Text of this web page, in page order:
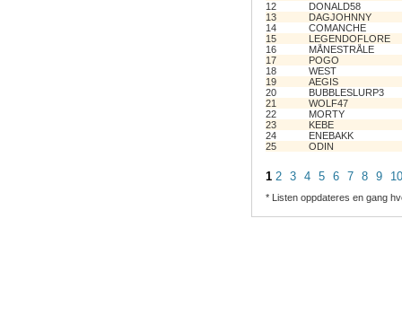
12
DONALD58
13
DAGJOHNNY
14
COMANCHE
15
LEGENDOFLORE
16
MÅNESTRÅLE
17
POGO
18
WEST
19
AEGIS
20
BUBBLESLURP3
21
WOLF47
22
MORTY
23
KEBE
24
ENEBAKK
25
ODIN
1 2 3 4 5 6 7 8 9 10
* Listen oppdateres en gang